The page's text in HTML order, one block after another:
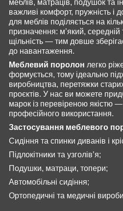
меблів, матраців, подушок та
важливі комфорт, пружність і
для меблів поділяється на
призначення: м’який,
щільність — тим довше
до навантаження.
Меблевий поролон легко
формується, тому ідеально
виробництва, перетяжки
проєктів. У нас ви можете
марок із перевіреною якістю
професійного використання.
Застосування меблевого
Сидіння та спинки диванів і
Підлокітники та узголів’я;
Подушки, матраци, топери;
Автомобільні сидіння;
Ортопедичні та медичні